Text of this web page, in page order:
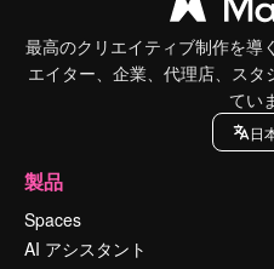
最高のクリエイティブ制作を導
エイター、企業、代理店、ス
てい
日
製品
Spaces
AI アシスタント